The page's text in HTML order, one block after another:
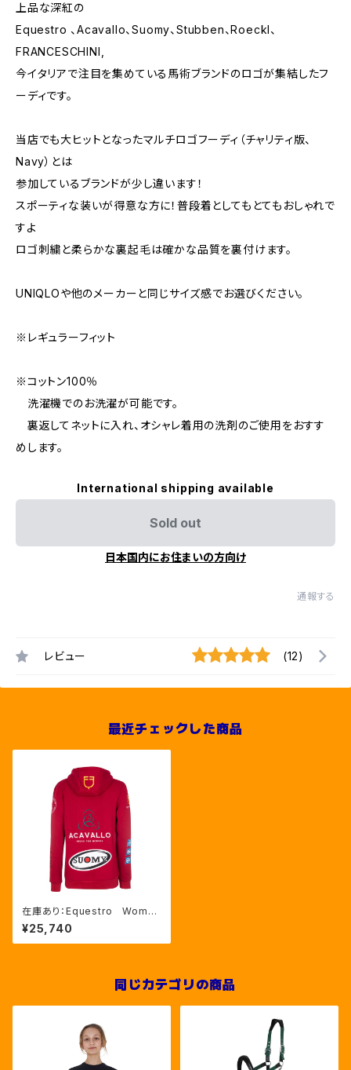
上品な深紅の
Equestro 、Acavallo、Suomy、Stubben、Roeckl、
FRANCESCHINI,
今イタリアで注目を集めている馬術ブランドのロゴが集結したフ
ーディです。
当店でも大ヒットとなったマルチロゴフーディ（チャリティ版、
Navy）とは
参加しているブランドが少し違います！
スポーティな装いが得意な方に！普段着としてもとてもおしゃれで
すよ
ロゴ刺繍と柔らかな裏起毛は確かな品質を裏付けます。
UNIQLOや他のメーカーと同じサイズ感でお選びください。
※レギュラーフィット
※コットン100％
洗濯機でのお洗濯が可能です。
裏返してネットに入れ、オシャレ着用の洗剤のご使用をおすす
めします。
International shipping available
Sold out
日本国内にお住まいの方向け
通報する
レビュー (12)
最近チェックした商品
在庫あり：Equestro Wome
n's マルチロゴパーカー赤（E
TW00012S）
¥25,740
同じカテゴリの商品